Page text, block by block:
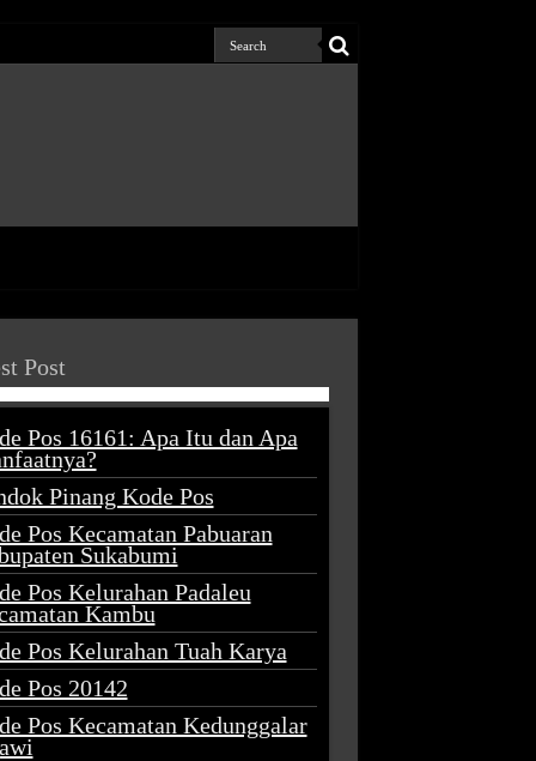
Post
Pos 16161: Apa Itu dan Apa
Pinang Kode Pos
Pos Kecamatan Pabuaran
Sukabumi
Pos Kelurahan Padaleu
Kambu
Pos Kelurahan Tuah Karya
Pos 20142
Pos Kecamatan Kedunggalar